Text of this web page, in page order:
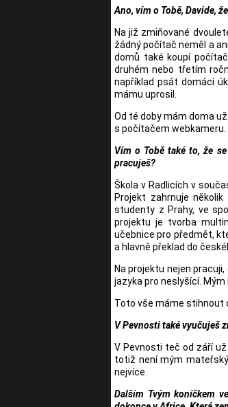
Ano, vím o Tobě, Davide,
Na již zmiňované
žádný počítač neměl a
domů také koupí
druhém nebo třetím
například psát domácí
mámu uprosil.
Od té doby mám doma
s počítačem webkameru.
Vím o Tobě také to, že
pracuješ?
Škola v Radlicích v
Projekt zahrnuje
studenty z Prahy, ve
projektu je tvorba
učebnice pro předmět,
a hlavně překlad do
Na projektu nejen
jazyka pro neslyšící.
Toto vše máme stihnout
V Pevnosti také vyučuješ
V Pevnosti teč od září
totiž není mým
nejvíce.
Dalším Tvým koníčkem